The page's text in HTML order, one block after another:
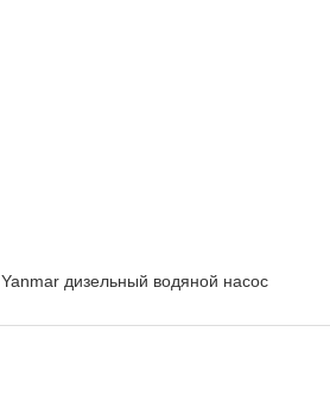
Yanmar дизельный водяной насос